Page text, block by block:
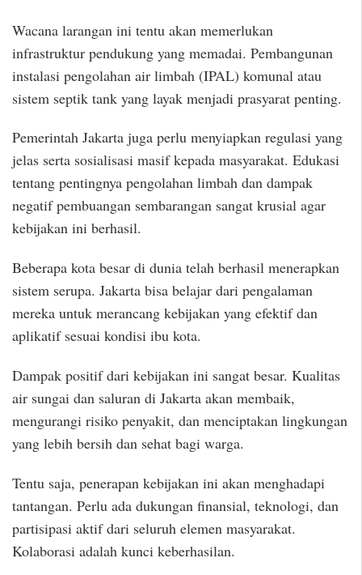
Wacana larangan ini tentu akan memerlukan
infrastruktur pendukung yang memadai. Pembangunan
instalasi pengolahan air limbah (IPAL) komunal atau
sistem septik tank yang layak menjadi prasyarat penting.
Pemerintah Jakarta juga perlu menyiapkan regulasi yang
jelas serta sosialisasi masif kepada masyarakat. Edukasi
tentang pentingnya pengolahan limbah dan dampak
negatif pembuangan sembarangan sangat krusial agar
kebijakan ini berhasil.
Beberapa kota besar di dunia telah berhasil menerapkan
sistem serupa. Jakarta bisa belajar dari pengalaman
mereka untuk merancang kebijakan yang efektif dan
aplikatif sesuai kondisi ibu kota.
Dampak positif dari kebijakan ini sangat besar. Kualitas
air sungai dan saluran di Jakarta akan membaik,
mengurangi risiko penyakit, dan menciptakan lingkungan
yang lebih bersih dan sehat bagi warga.
Tentu saja, penerapan kebijakan ini akan menghadapi
tantangan. Perlu ada dukungan finansial, teknologi, dan
partisipasi aktif dari seluruh elemen masyarakat.
Kolaborasi adalah kunci keberhasilan.